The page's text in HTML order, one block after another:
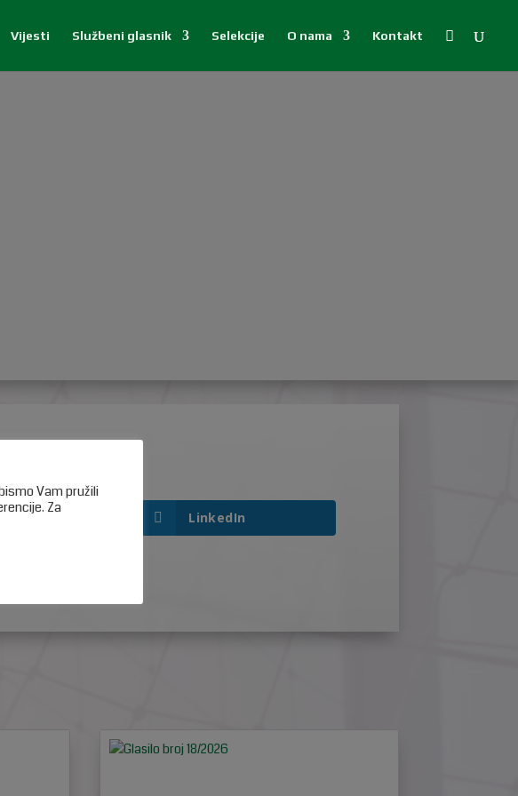
Vijesti Službeni glasnik Selekcije O nama Kontakt 
LinkedIn
Vam pružili
Za